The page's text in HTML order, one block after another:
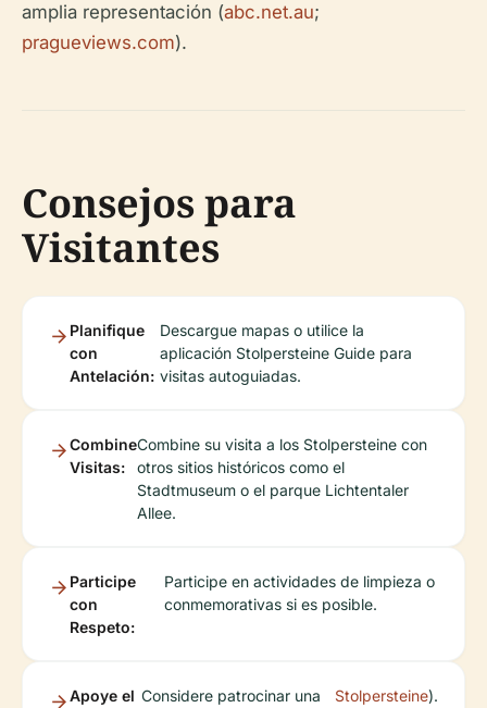
amplia representación (abc.net.au;
pragueviews.com).
Consejos para
Visitantes
Planifique
con
Antelación:
Descargue mapas o utilice la
aplicación Stolpersteine Guide para
visitas autoguiadas.
Combine
Visitas:
Combine su visita a los Stolpersteine con
otros sitios históricos como el
Stadtmuseum o el parque Lichtentaler
Allee.
Participe
con
Respeto:
Participe en actividades de limpieza o
conmemorativas si es posible.
Apoye el Considere patrocinar una
Stolpersteine).